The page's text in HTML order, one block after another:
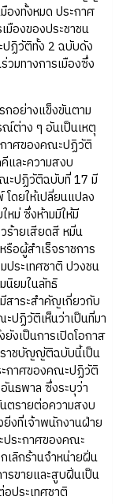
องทั้งหมด ประกาศ
องของประชาชน
ฏิวัติทั้ง 2 ฉบับดัง
วมทางการเมืองซึ่ง
อย่างแข็งขันตาม
ต่าง ๆ อันเป็นเหตุ
าศของคณะปฏิวัติ
และความสงบ
ณะปฏิวัติฉบับที่ 17 มี
ดยให้เปลี่ยนแปลง
หม่ ซึ่งห้ามมิให้มี
ร้ายเสียดสี หมิ่น
รือผู้สำเร็จราชการ
ประเทศชาติ ปวงชน
นิยมในลัทธิ
าระสำคัญเกี่ยวกับ
ปฏิวัติเห็นว่าเป็นที่มา
งเป็นการเปิดโอกาส
าชบัญญัติฉบับนี้เป็น
ะกาศของคณะปฏิวัติ
นธพาล ซึ่งระบุว่า
ตรายต่อความสงบ
งที่เจ้าพนักงานฝ่าย
ประกาศของคณะ
ลิกร้านจำหน่ายฝิ่น
รขายและสูบฝิ่นเป็น
ประเทศชาติ